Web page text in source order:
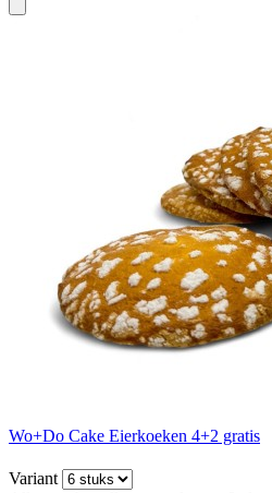
Wo+Do Cake Eierkoeken 4+2 gratis
Variant